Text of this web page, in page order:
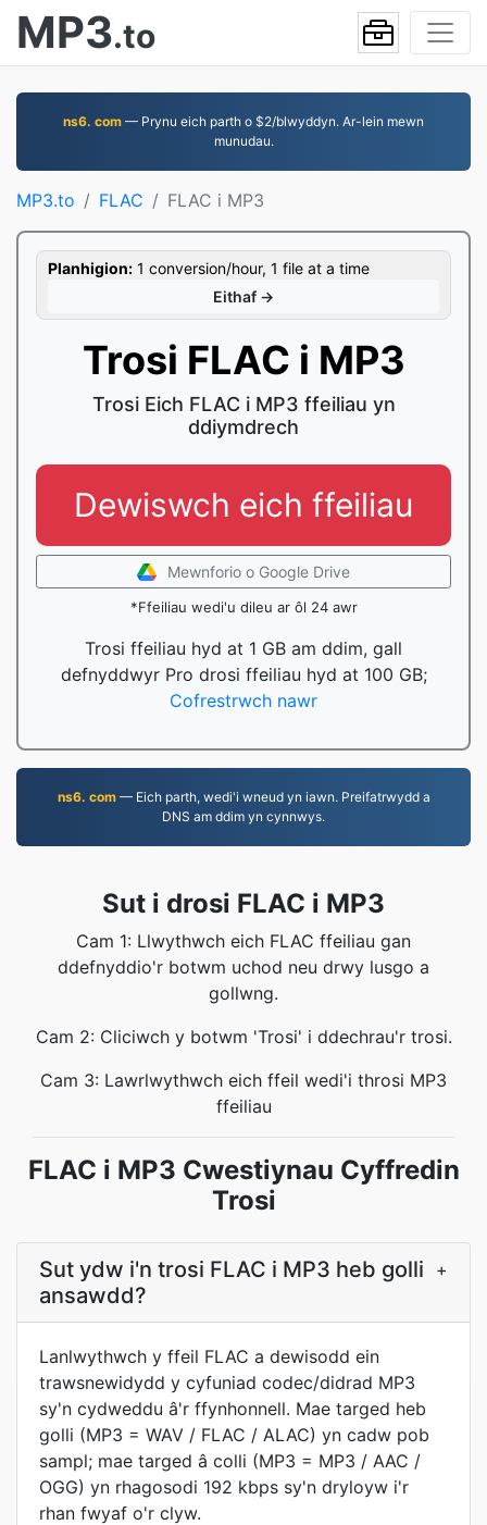
MP3.to
ns6. com — Prynu eich parth o $2/blwyddyn. Ar-lein mewn
munudau.
MP3.to FLAC FLAC i MP3
Planhigion: 1 conversion/hour, 1 file at a time
Eithaf →
Trosi FLAC i MP3
Trosi Eich FLAC i MP3 ffeiliau yn
ddiymdrech
Dewiswch eich ffeiliau
Mewnforio o Google Drive
*Ffeiliau wedi'u dileu ar ôl 24 awr
Trosi ffeiliau hyd at 1 GB am ddim, gall
defnyddwyr Pro drosi ffeiliau hyd at 100 GB;
Cofrestrwch nawr
ns6. com— Eich parth, wedi'i wneud yn iawn. Preifatrwydd a
DNS am ddim yn cynnwys.
Sut i drosi FLAC i MP3
Cam 1: Llwythwch eich FLAC ffeiliau gan
ddefnyddio'r botwm uchod neu drwy lusgo a
gollwng.
Cam 2: Cliciwch y botwm 'Trosi' i ddechrau'r trosi.
Cam 3: Lawrlwythwch eich ffeil wedi'i throsi MP3
ffeiliau
FLAC i MP3 Cwestiynau Cyffredin
Trosi
Sut ydw i'n trosi FLAC i MP3 heb golli
ansawdd?
+
Lanlwythwch y ffeil FLAC a dewisodd ein
trawsnewidydd y cyfuniad codec/didrad MP3
sy'n cydweddu â'r ffynhonnell. Mae targed heb
golli (MP3 = WAV / FLAC / ALAC) yn cadw pob
sampl; mae targed â colli (MP3 = MP3 / AAC /
OGG) yn rhagosodi 192 kbps sy'n dryloyw i'r
rhan fwyaf o'r clyw.